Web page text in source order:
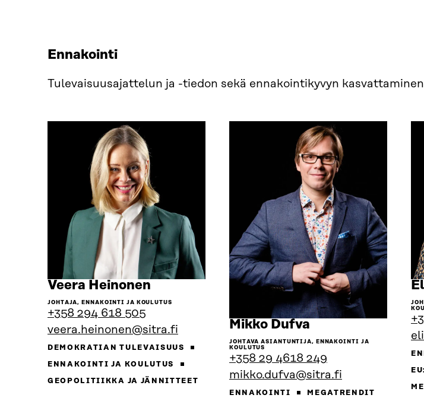
Ennakointi
Tulevaisuusajattelun ja -tiedon sekä ennakointikyvyn
Veera Heinonen
henkilön
JOHTAJA, ENNAKOINTI JA KOULUTUS
+358 294 618 505
veera.heinonen@sitra.fi
DEMOKRATIAN TULEVAISUUS
ENNAKOINTI JA KOULUTUS
GEOPOLITIIKKA JA JÄNNITTEET
Mikko Dufva
henkilön
JOHTAVA ASIANTUNTIJA, ENNAKOINTI JA
KOULUTUS
+358 29 4618 249
mikko.dufva@sitra.fi
ENNAKOINTI MEGATRENDIT